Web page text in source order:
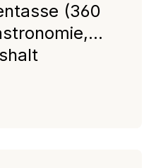
(360